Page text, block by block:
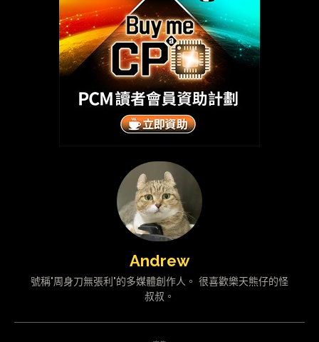
Andrew
號稱"周身刀無張利"的多媒體創作人。 很喜歡樂天熊仔的怪
叔叔。